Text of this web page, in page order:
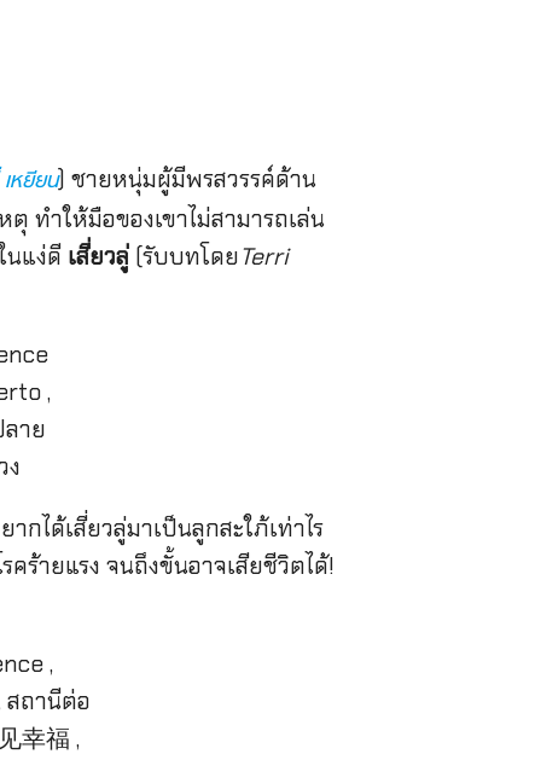
หยียน) ชายหนุ่มผู้มีพรสวรรค์ด้าน
ทำให้มือของเขาไม่สามารถเล่น
นแง่ดี เสี่ยวลู่(รับบทโดยTerri
ได้เสี่ยวลู่มาเป็นลูกสะใภ้เท่าไร
ร้ายแรง จนถึงขั้นอาจเสียชีวิตได้!